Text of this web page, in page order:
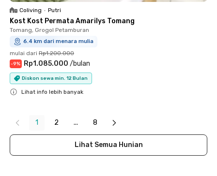
Coliving • Putri
Kost Kost Permata Amarilys Tomang
Tomang, Grogol Petamburan
6.4 km dari menara mulia
mulai dari Rp1.200.000
-9% Rp1.085.000 /bulan
Diskon sewa min. 12 Bulan
Lihat info lebih banyak
1 2 ... 8
Lihat Semua Hunian